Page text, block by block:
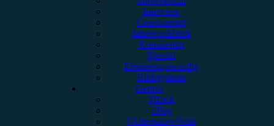
Interview
Gewinnspiel
Jahresrückblick
Kommentar
Special
Erinnerungswürdig
Bildergalerie
Genres
#Rock
#Pop
#Alternative/Indie